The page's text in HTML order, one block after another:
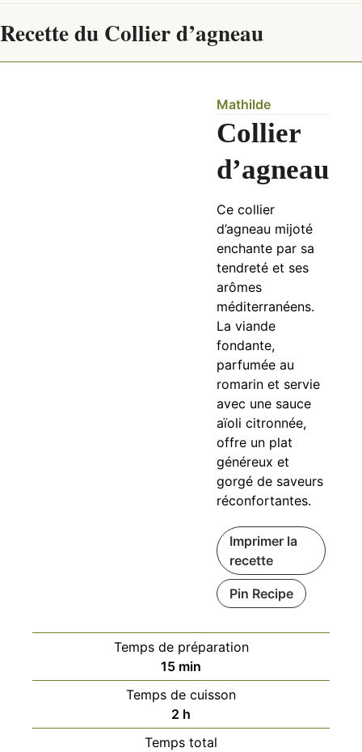
Recette du Collier d’agneau
Mathilde
Collier
d’agneau
Ce collier
d’agneau mijoté
enchante par sa
tendreté et ses
arômes
méditerranéens.
La viande
fondante,
parfumée au
romarin et servie
avec une sauce
aïoli citronnée,
offre un plat
généreux et
gorgé de saveurs
réconfortantes.
Imprimer la
recette
Pin Recipe
Temps de préparation
15minutes
min
Temps de cuisson
2 heures
h
Temps total